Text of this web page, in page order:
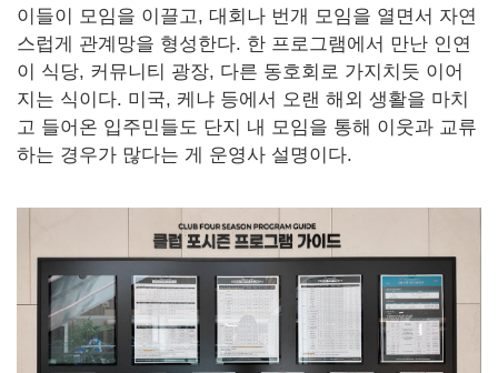
이들이 모임을 이끌고, 대회나 번개 모임을 열면서 자연
스럽게 관계망을 형성한다. 한 프로그램에서 만난 인연
이 식당, 커뮤니티 광장, 다른 동호회로 가지치듯 이어
지는 식이다. 미국, 케냐 등에서 오랜 해외 생활을 마치
고 들어온 입주민들도 단지 내 모임을 통해 이웃과 교류
하는 경우가 많다는 게 운영사 설명이다.